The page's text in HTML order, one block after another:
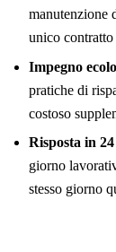
manutenzione
unico contratto
Impegno
pratiche di
costoso
Risposta in
giorno
stesso giorno